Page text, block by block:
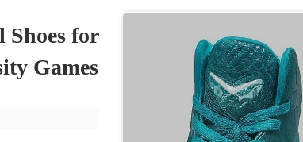
Shoes for
Games